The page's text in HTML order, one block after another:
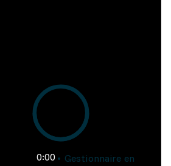
0:00
Gestionnaire en